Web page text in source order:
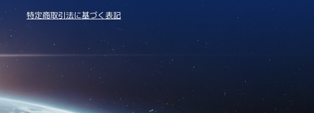
特定商取引法に基づく表記